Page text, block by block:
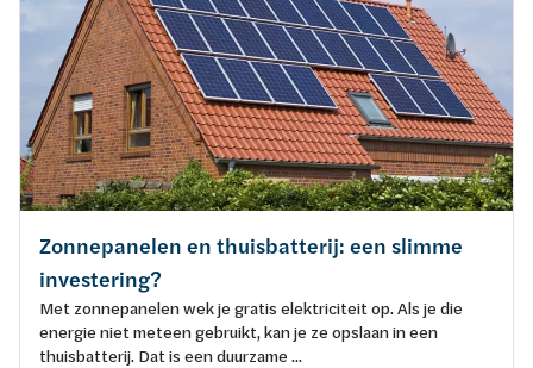
Zonnepanelen en thuisbatterij: een slimme
investering?
Met zonnepanelen wek je gratis elektriciteit op. Als je die
energie niet meteen gebruikt, kan je ze opslaan in een
thuisbatterij. Dat is een duurzame ...